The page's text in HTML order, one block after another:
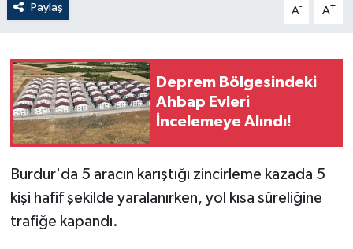
Paylaş A- A+
Deprem Bölgesindeki
Ahbap Evleri
İncelemeye Alındı!
Burdur'da 5 aracın karıştığı zincirleme kazada 5
kişi hafif şekilde yaralanırken, yol kısa süreliğine
trafiğe kapandı.